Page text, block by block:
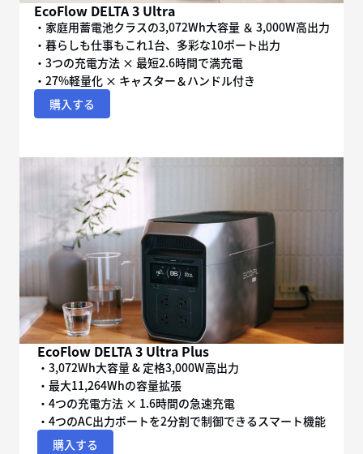
EcoFlow DELTA 3 Ultra
・家庭用蓄電池クラスの3,072Wh大容量 ＆ 3,000W高出力
・暮らしも仕事もこれ1台、多彩な10ポート出力
・3つの充電方法 × 最短2.6時間で満充電
・27%軽量化 × キャスター＆ハンドル付き
購入する
EcoFlow DELTA 3 Ultra Plus
・3,072Wh大容量 & 定格3,000W高出力
・最大11,264Whの容量拡張
・4つの充電方法 × 1.6時間の急速充電
・4つのAC出力ポートを2分割で制御できるスマート機能
購入する